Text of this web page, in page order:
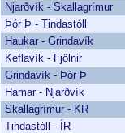
Njarðvík - Skallagrímur
Þór Þ - Tindastóll
Haukar - Grindavík
Keflavík - Fjölnir
Grindavík - Þór Þ
Hamar - Njarðvík
Skallagrímur - KR
Tindastóll - ÍR